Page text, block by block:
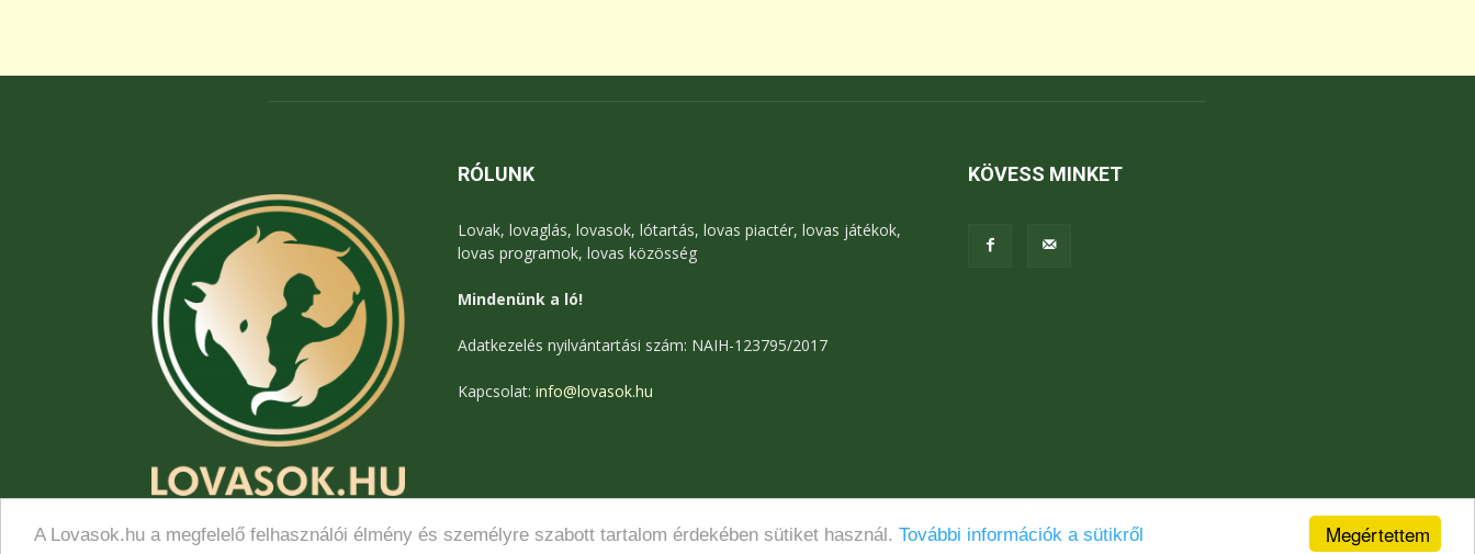
Megértettem
A Lovasok.hu a megfelelő felhasználói élmény és személyre szabott tartalom érdekében sütiket használ. További információk a sütikről
RÓLUNK
Lovak, lovaglás, lovasok, lótartás, lovas piactér, lovas játékok,
lovas programok, lovas közösség
Mindenünk a ló!
Adatkezelés nyilvántartási szám: NAIH-123795/2017
Kapcsolat: info@lovasok.hu
KÖVESS MINKET
Médiaajánlat Adatkezelési tájékoztató Jogi nyilatkozat Kapcsolat
© Lovasok.hu